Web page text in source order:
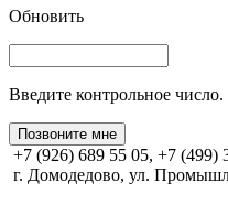
Обновить
Введите контрольное число.
Позвоните мне
+7 (926) 689 55 05, +7 (499)
г. Домодедово, ул.